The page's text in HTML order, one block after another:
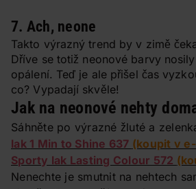
7. Ach, neone
Takto výrazný trend by v zimě
Dříve se totiž neonové barvy
opálení. Teď je ale přišel čas
co? Vypadají skvěle!
Jak na neonové nehty
Sáhněte po výrazné žluté a
lak 1 Min to Shine 637 (koupit v
Sporty lak Lasting Colour 572
Nenechte je smutnit na nehtech